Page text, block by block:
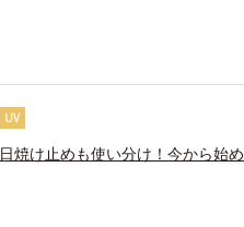
UV
日焼け止めも使い分け！今から始